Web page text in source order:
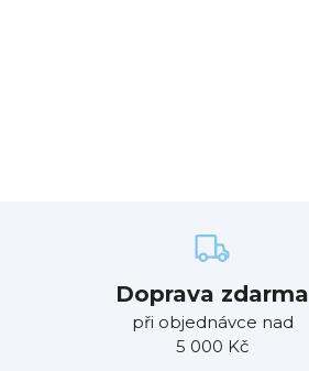
Doprava zdarma
při objednávce nad
5 000 Kč